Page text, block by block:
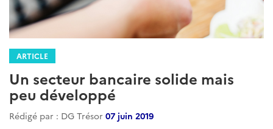
ARTICLE
Un secteur bancaire solide mais
peu développé
Rédigé par : DG Trésor 07 juin 2019